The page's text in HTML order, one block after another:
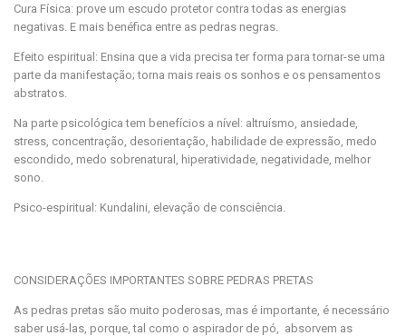
Cura Física: prove um escudo protetor contra todas as energias
negativas. E mais benéfica entre as pedras negras.
Efeito espiritual: Ensina que a vida precisa ter forma para tornar-se uma
parte da manifestação; torna mais reais os sonhos e os pensamentos
abstratos.
Na parte psicológica tem benefícios a nível: altruísmo, ansiedade,
stress, concentração, desorientação, habilidade de expressão, medo
escondido, medo sobrenatural, hiperatividade, negatividade, melhor
sono.
Psico-espiritual: Kundalini, elevação de consciência.
CONSIDERAÇÕES IMPORTANTES SOBRE PEDRAS PRETAS
As pedras pretas são muito poderosas, mas é importante, é necessário
saber usá-las, porque, tal como o aspirador de pó, absorvem as